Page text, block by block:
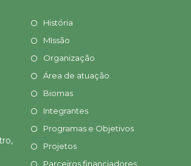
História
MIssão
Organização
Área de atuação
Biomas
Integrantes
Programas e Objetivos
Projetos
Parceiros financiadores